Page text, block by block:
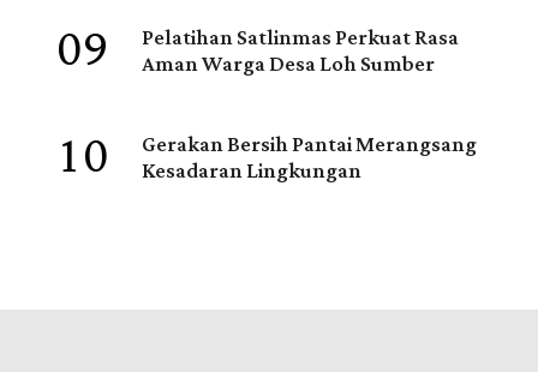
09 Pelatihan Satlinmas Perkuat Rasa
Aman Warga Desa Loh Sumber
10 Gerakan Bersih Pantai Merangsang
Kesadaran Lingkungan